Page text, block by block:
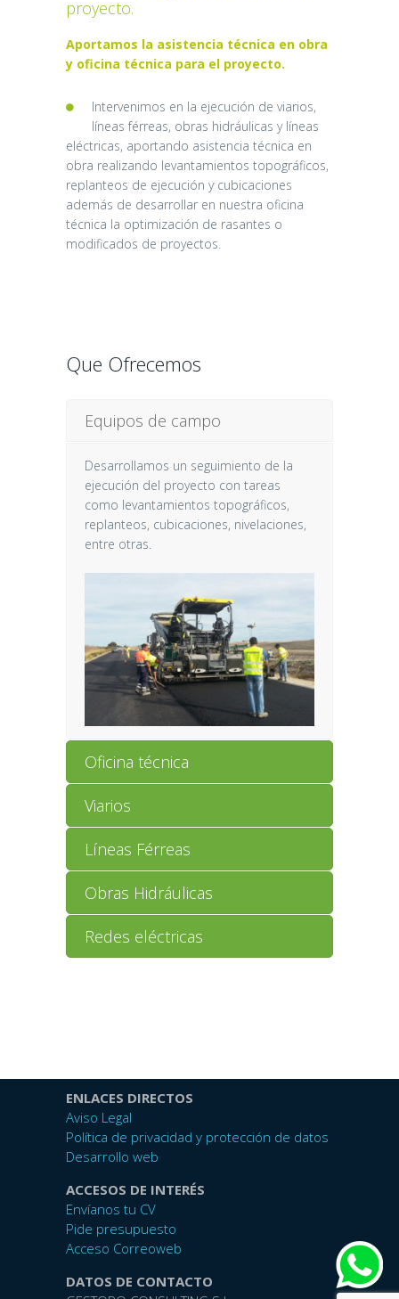
proyecto.
Aportamos la asistencia técnica en obra
y oficina técnica para el proyecto.
Intervenimos en la ejecución de viarios,
líneas férreas, obras hidráulicas y líneas
eléctricas, aportando asistencia técnica en
obra realizando levantamientos topográficos,
replanteos de ejecución y cubicaciones
además de desarrollar en nuestra oficina
técnica la optimización de rasantes o
modificados de proyectos.
Que Ofrecemos
Equipos de campo
Desarrollamos un seguimiento de la
ejecución del proyecto con tareas
como levantamientos topográficos,
replanteos, cubicaciones, nivelaciones,
entre otras.
Oficina técnica
Viarios
Líneas Férreas
Obras Hidráulicas
Redes eléctricas
ENLACES DIRECTOS
Aviso Legal
Política de privacidad y protección de datos
Desarrollo web
ACCESOS DE INTERÉS
Envíanos tu CV
Pide presupuesto
Acceso Correoweb
DATOS DE CONTACTO